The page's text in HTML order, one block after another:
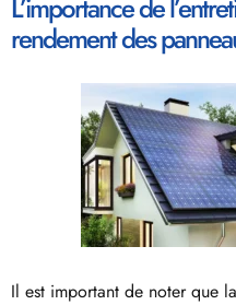
L’importance de
rendement des
Il est important de noter que